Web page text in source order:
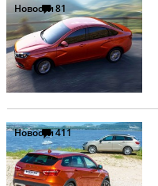
Новости81
Новости411